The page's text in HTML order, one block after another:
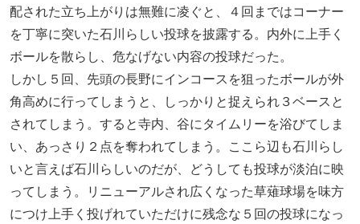
配された立ち上がりは無難に凌ぐと、４回まではコーナー
を丁寧に突いた石川らしい投球を披露する。内外に上手く
ボールを散らし、危なげない内容の投球だった。
しかし５回、先頭の長野にインコースを狙ったボールが外
角高めに行ってしまうと、しっかりと捉えられ３ベースと
されてしまう。すると寺内、谷にタイムリーを浴びてしま
い、あっさり２点を奪われてしまう。ここら辺も石川らし
いと言えば石川らしいのだが、どうしても投球が淡泊に映
ってしまう。リニューアルされ広くなった草薙球場を味方
につけ上手く投げれていただけに残念な５回の投球になっ